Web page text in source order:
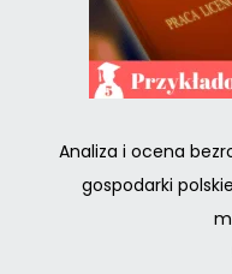
Analiza i ocena
gospodarki